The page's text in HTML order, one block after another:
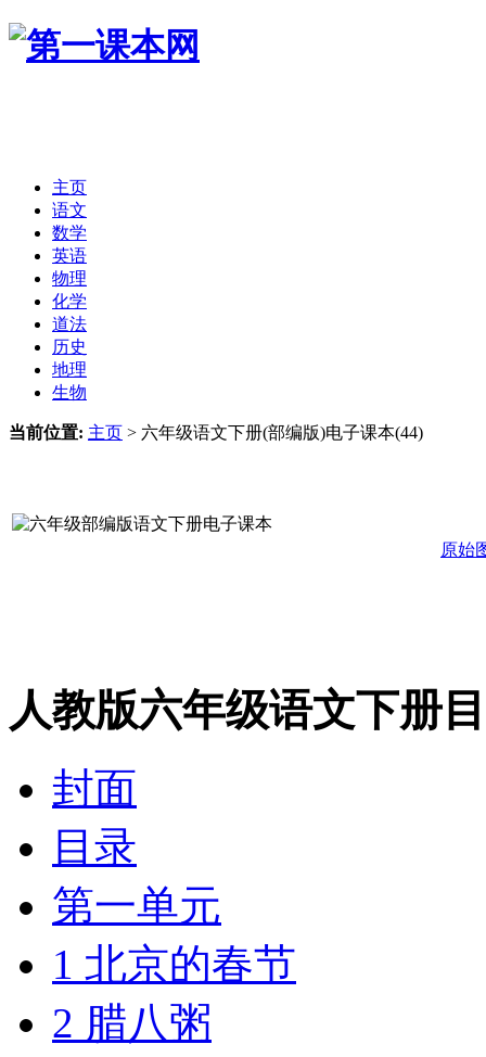
主页
语文
数学
英语
物理
化学
道法
历史
地理
生物
当前位置: 主页 > 六年级语文下册(部编版)电子课本(44)
原始
人教版六年级语文下册
封面
目录
第一单元
1 北京的春节
2 腊八粥